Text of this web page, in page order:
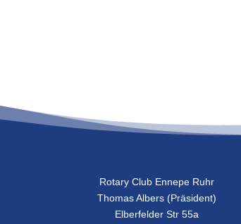
Rotary Club Ennepe Ruhr
Thomas Albers (Präsident)
Elberfelder Str 55a